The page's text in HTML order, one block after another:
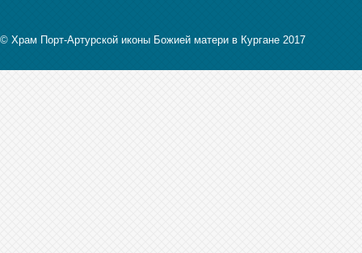
© Храм Порт-Артурской иконы Божией матери в Кургане 2017